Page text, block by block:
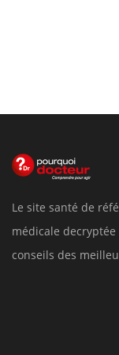
Le site santé de
médicale
conseils des